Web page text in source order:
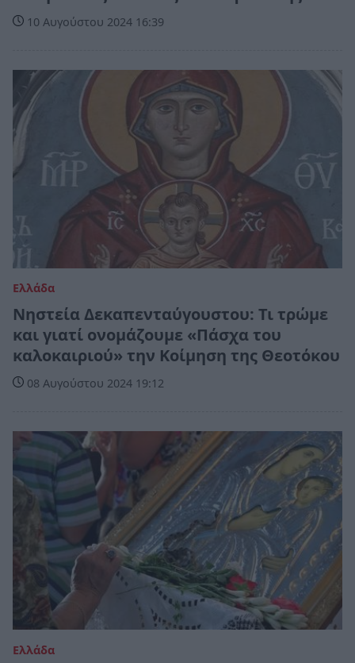
10 Αυγούστου 2024 16:39
Ελλάδα
Νηστεία Δεκαπενταύγουστου: Τι τρώμε
και γιατί ονομάζουμε «Πάσχα του
καλοκαιριού» την Κοίμηση της Θεοτόκου
08 Αυγούστου 2024 19:12
Ελλάδα